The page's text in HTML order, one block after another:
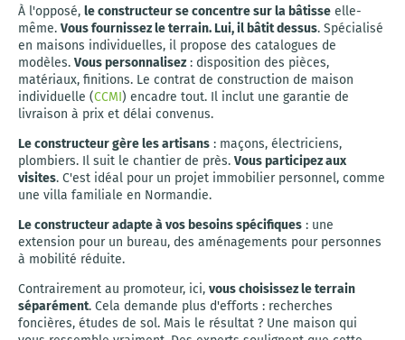
À l'opposé, le constructeur se concentre sur la bâtisse elle-
même. Vous fournissez le terrain. Lui, il bâtit dessus. Spécialisé
en maisons individuelles, il propose des catalogues de
modèles. Vous personnalisez : disposition des pièces,
matériaux, finitions. Le contrat de construction de maison
individuelle (CCMI) encadre tout. Il inclut une garantie de
livraison à prix et délai convenus.
Le constructeur gère les artisans : maçons, électriciens,
plombiers. Il suit le chantier de près. Vous participez aux
visites. C'est idéal pour un projet immobilier personnel, comme
une villa familiale en Normandie.
Le constructeur adapte à vos besoins spécifiques : une
extension pour un bureau, des aménagements pour personnes
à mobilité réduite.
Contrairement au promoteur, ici, vous choisissez le terrain
séparément. Cela demande plus d'efforts : recherches
foncières, études de sol. Mais le résultat ? Une maison qui